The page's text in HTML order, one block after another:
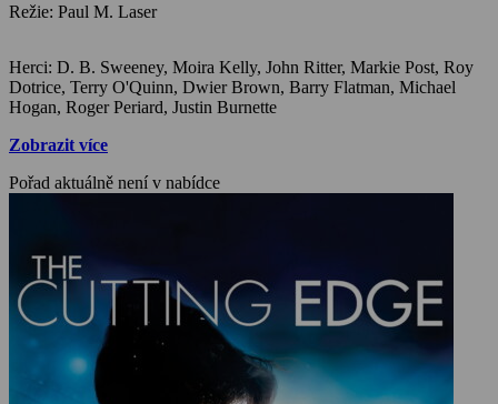
Režie: Paul M. Laser
Herci: D. B. Sweeney, Moira Kelly, John Ritter, Markie Post, Roy
Dotrice, Terry O'Quinn, Dwier Brown, Barry Flatman, Michael
Hogan, Roger Periard, Justin Burnette
Zobrazit více
Pořad aktuálně není v nabídce